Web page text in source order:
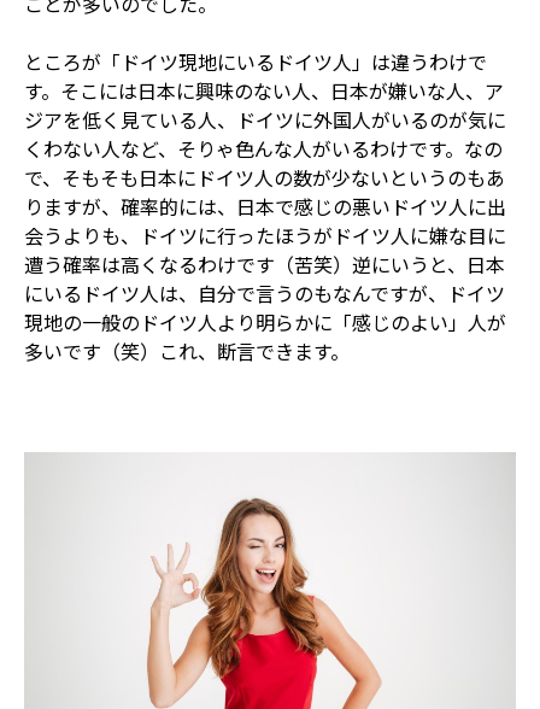
ところが「ドイツ現地にいるドイツ人」は違うわけで
す。そこには日本に興味のない人、日本が嫌いな人、ア
ジアを低く見ている人、ドイツに外国人がいるのが気に
くわない人など、そりゃ色んな人がいるわけです。なの
で、そもそも日本にドイツ人の数が少ないというのもあ
りますが、確率的には、日本で感じの悪いドイツ人に出
会うよりも、ドイツに行ったほうがドイツ人に嫌な目に
遭う確率は高くなるわけです（苦笑）逆にいうと、日本
にいるドイツ人は、自分で言うのもなんですが、ドイツ
現地の一般のドイツ人より明らかに「感じのよい」人が
多いです（笑）これ、断言できます。